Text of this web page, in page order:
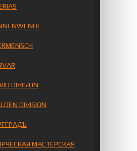
DIVISION
DIVISION
МАСТЕРСКАЯ